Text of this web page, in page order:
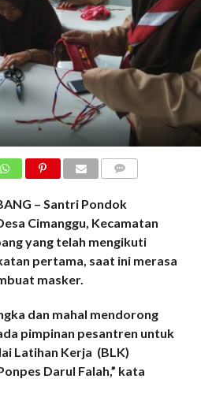
– Santri Pondok
Cimanggu, Kecamatan
yang telah mengikuti
pertama, saat ini merasa
masker.
dan mahal mendorong
pimpinan pesantren untuk
Latihan Kerja (BLK)
Darul Falah,” kata